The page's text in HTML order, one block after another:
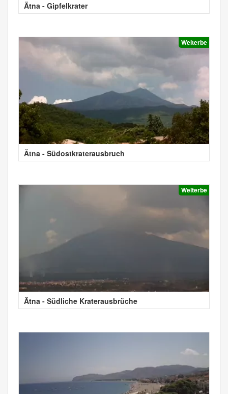
Ätna - Gipfelkrater
Welterbe
Ätna - Südostkraterausbruch
Welterbe
Ätna - Südliche Kraterausbrüche